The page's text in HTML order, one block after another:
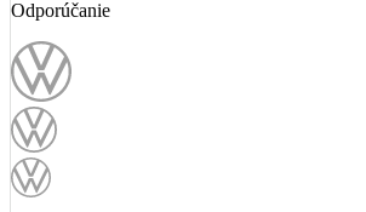
Odporúčanie